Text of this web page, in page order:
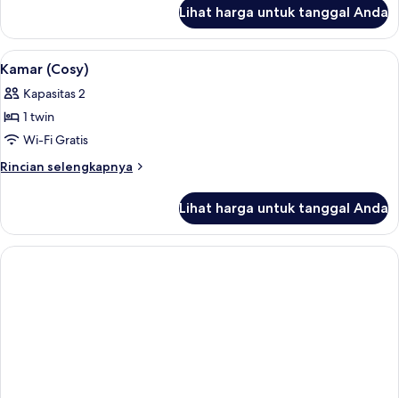
Twin
(Cosy)
Kamar,
Tempat
Twin
(Cosy)
Lihat harga untuk tanggal Anda
Lihat
semua
foto
untuk
Kamar
(Cosy)
Kamar (Cosy) | Brankas, meja kerja,
5
Kamar (Cosy)
Kapasitas 2
1 twin
Wi-Fi Gratis
Rincian selengkapnya
Rincian
Kamar
(Cosy)
Lihat harga untuk tanggal Anda